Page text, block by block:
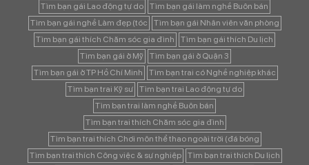
Tìm bạn gái Lao động tự do
Tìm bạn gái làm nghề Buôn bán
Tìm bạn gái nghề Làm đẹp (tóc
Tìm bạn gái Nhân viên văn phòng
Tìm bạn gái thích Chăm sóc gia đình
Tìm bạn gái thích Du lịch
Tìm bạn gái ở Mỹ
Tìm bạn gái ở Quận 3
Tìm bạn gái ở TP Hồ Chí Minh
Tìm bạn trai có Nghề nghiệp khác
Tìm bạn trai Kỹ sư
Tìm bạn trai Lao động tự do
Tìm bạn trai làm nghề Buôn bán
Tìm bạn trai thích Chăm sóc gia đình
Tìm bạn trai thích Chơi môn thể thao ngoài trời (đá bóng
Tìm bạn trai thích Công việc & sự nghiệp
Tìm bạn trai thích Du lịch